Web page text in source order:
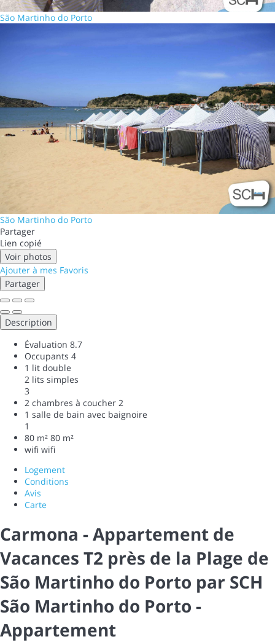
São Martinho do Porto
São Martinho do Porto
Partager
Lien copié
Voir photos
Ajouter à mes Favoris
Partager
Description
Évaluation 8.7
Occupants 4
1 lit double
2 lits simples
3
2 chambres à coucher 2
1 salle de bain avec baignoire
1
80 m² 80 m²
wifi wifi
Logement
Conditions
Avis
Carte
Carmona - Appartement de
Vacances T2 près de la Plage de
São Martinho do Porto par SCH
São Martinho do Porto -
Appartement